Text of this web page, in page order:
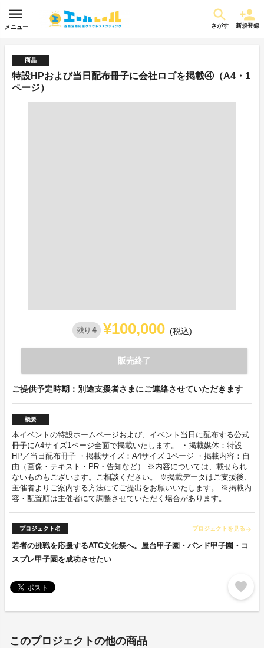
メニュー さがす 新規登録
商品
特設HPおよび当日配布冊子に会社ロゴを掲載④（A4・1
ページ）
残り 4 ¥100,000 (税込)
販売終了
ご提供予定時期：別途支援者さまにご連絡させていただきます
概要
本イベントの特設ホームページおよび、イベント当日に配布する公式
冊子にA4サイズ1ページ全面で掲載いたします。 ・掲載媒体：特設
HP／当日配布冊子 ・掲載サイズ：A4サイズ 1ページ ・掲載内容：自
由（画像・テキスト・PR・告知など） ※内容については、載せられ
ないものもございます。ご相談ください。 ※掲載データはご支援後、
主催者よりご案内する方法にてご提出をお願いいたします。 ※掲載内
容・配置順は主催者にて調整させていただく場合があります。
プロジェクト名 プロジェクトを見る arrow_forward
若者の挑戦を応援するATC文化祭へ。屋台甲子園・バンド甲子園・コ
スプレ甲子園を成功させたい
favorite
このプロジェクトの他の商品